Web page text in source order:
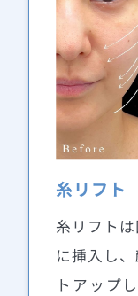
糸リフト
糸リフト
に挿入し
トアップ